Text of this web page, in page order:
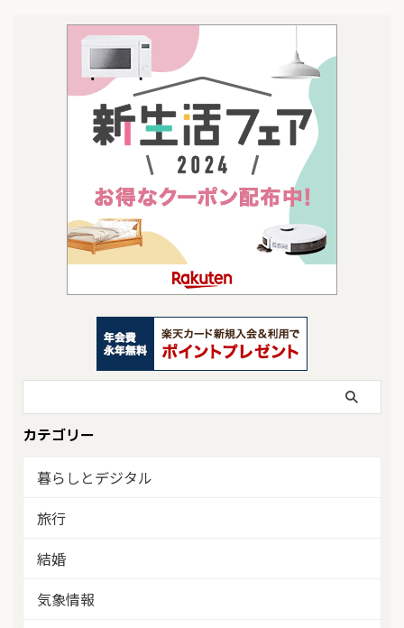
カテゴリー
暮らしとデジタル
旅行
結婚
気象情報